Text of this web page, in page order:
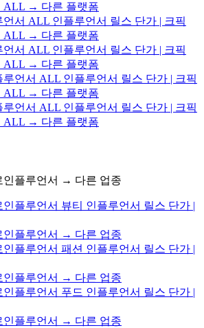
ALL → 다른 플랫폼
서 ALL 인플루언서 릴스 단가 | 크픽
ALL → 다른 플랫폼
서 ALL 인플루언서 릴스 단가 | 크픽
ALL → 다른 플랫폼
루언서 ALL 인플루언서 릴스 단가 | 크픽
ALL → 다른 플랫폼
언서 ALL 인플루언서 릴스 단가 | 크픽
ALL → 다른 플랫폼
인플루언서 → 다른 업종
플루언서 뷰티 인플루언서 릴스 단가 |
인플루언서 → 다른 업종
플루언서 패션 인플루언서 릴스 단가 |
인플루언서 → 다른 업종
플루언서 푸드 인플루언서 릴스 단가 |
인플루언서 → 다른 업종